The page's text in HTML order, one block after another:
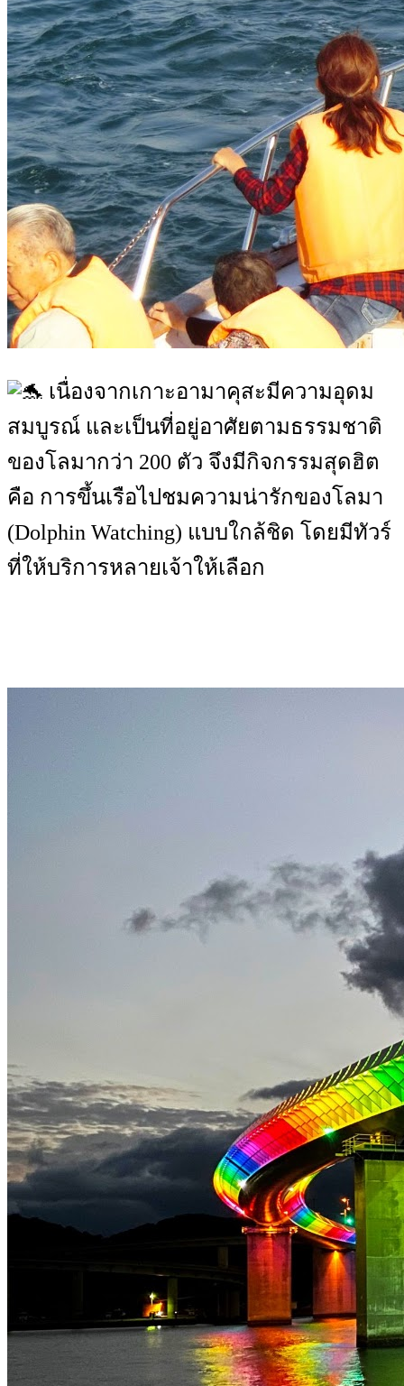
เนื่องจากเกาะอามาคุสะมีความอุดม
สมบูรณ์ และเป็นที่อยู่อาศัยตามธรรมชาติ
ของโลมากว่า 200 ตัว จึงมีกิจกรรมสุดฮิต
คือ การขึ้นเรือไปชมความน่ารักของโลมา
(Dolphin Watching) แบบใกล้ชิด โดยมีทัวร์
ที่ให้บริการหลายเจ้าให้เลือก